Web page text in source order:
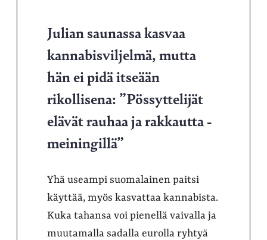
Julian saunassa kasvaa
kannabisviljelmä, mutta
hän ei pidä itseään
rikollisena: ”Pössyttelijät
elävät rauhaa ja rakkautta -
meiningillä”
Yhä useampi suomalainen paitsi
käyttää, myös kasvattaa kannabista.
Kuka tahansa voi pienellä vaivalla ja
muutamalla sadalla eurolla ryhtyä